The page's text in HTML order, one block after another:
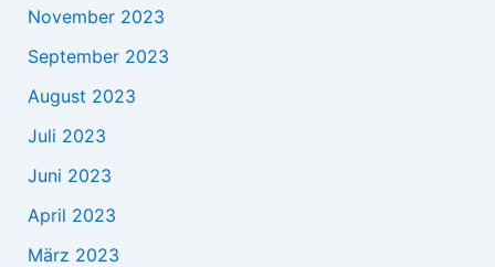
November 2023
September 2023
August 2023
Juli 2023
Juni 2023
April 2023
März 2023